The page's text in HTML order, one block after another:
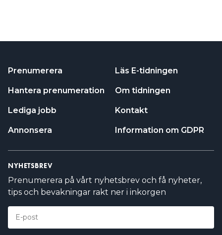
Prenumerera
Hantera prenumeration
Lediga jobb
Annonsera
Läs E-tidningen
Om tidningen
Kontakt
Information om GDPR
NYHETSBREV
Prenumerera på vårt nyhetsbrev och få nyheter,
tips och bevakningar rakt ner i inkorgen